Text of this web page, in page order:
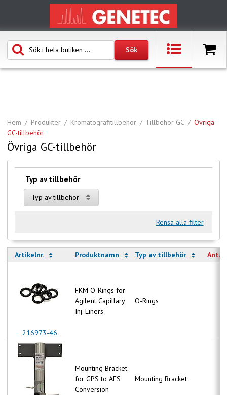
Hem Produkter Kromatografitillbehör Tillbehör GC
Övriga
GC-tillbehör
Övriga GC-tillbehör
Typ av tillbehör
Typ av tillbehör
Rensa alla filter
Artikelnr.
216973-46
Produktnamn Typ av tillbehör
FKM O-Rings for
Agilent Capillary
Inj. Liners
O-Rings
Mounting Bracket
for GPS to AFS
Conversion
Mounting Bracket